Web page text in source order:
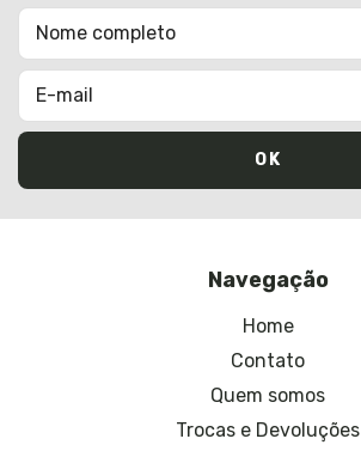
Navegação
Home
Contato
Quem somos
Trocas e Devoluções